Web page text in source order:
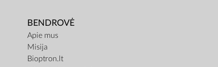
BENDROVĖ
Apie mus
Misija
Bioptron.lt